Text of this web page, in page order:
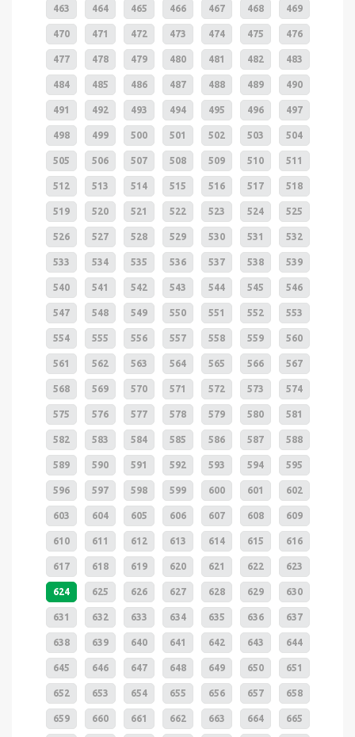
463 464 465 466 467 468 469
470 471 472 473 474 475 476
477 478 479 480 481 482 483
484 485 486 487 488 489 490
491 492 493 494 495 496 497
498 499 500 501 502 503 504
505 506 507 508 509 510 511
512 513 514 515 516 517 518
519 520 521 522 523 524 525
526 527 528 529 530 531 532
533 534 535 536 537 538 539
540 541 542 543 544 545 546
547 548 549 550 551 552 553
554 555 556 557 558 559 560
561 562 563 564 565 566 567
568 569 570 571 572 573 574
575 576 577 578 579 580 581
582 583 584 585 586 587 588
589 590 591 592 593 594 595
596 597 598 599 600 601 602
603 604 605 606 607 608 609
610 611 612 613 614 615 616
617 618 619 620 621 622 623
624 625 626 627 628 629 630
631 632 633 634 635 636 637
638 639 640 641 642 643 644
645 646 647 648 649 650 651
652 653 654 655 656 657 658
659 660 661 662 663 664 665